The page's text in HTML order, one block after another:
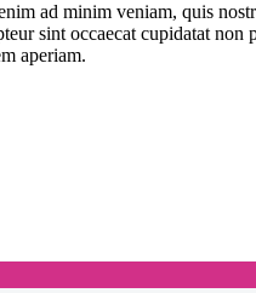
ad minim veniam, quis
sint occaecat cupidatat
aperiam.